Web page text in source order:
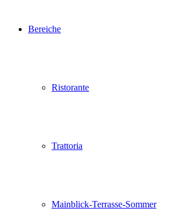
Bereiche
Ristorante
Trattoria
Mainblick-Terrasse-Sommer